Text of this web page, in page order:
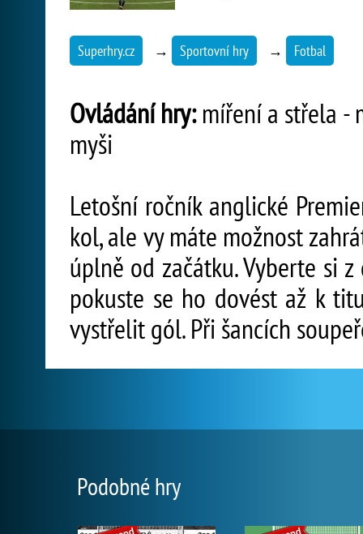
Superhry.cz → Sportovní hry → Fotbal
Ovládání hry:míření a střela -
myši
Letošní ročník anglické
kol, ale vy máte možnost
úplně od začátku. Vyberte si
pokuste se ho dovést až k
vystřelit gól. Při šancích
Podobné hry